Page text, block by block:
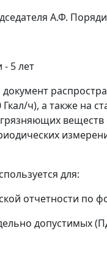
А.Ф.
5 лет
ч), а также на
для:
отчетности по
допустимых